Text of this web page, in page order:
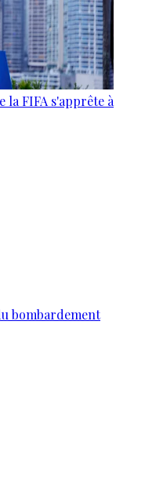
la FIFA s'apprête à
bombardement